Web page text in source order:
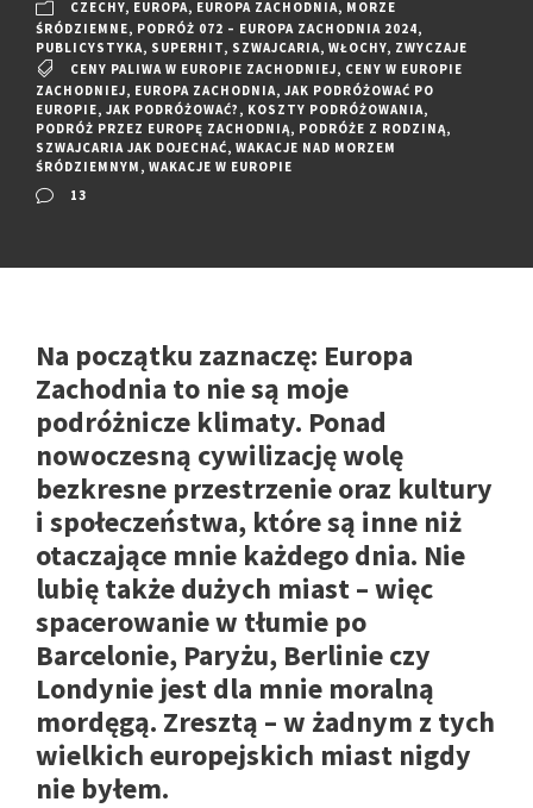
CZECHY, EUROPA, EUROPA ZACHODNIA, MORZE
ŚRÓDZIEMNE, PODRÓŻ 072 – EUROPA ZACHODNIA 2024,
PUBLICYSTYKA, SUPERHIT, SZWAJCARIA, WŁOCHY, ZWYCZAJE
CENY PALIWA W EUROPIE ZACHODNIEJ, CENY W EUROPIE
ZACHODNIEJ, EUROPA ZACHODNIA, JAK PODRÓŻOWAĆ PO
EUROPIE, JAK PODRÓŻOWAĆ? , KOSZTY PODRÓŻOWANIA,
PODRÓŻ PRZEZ EUROPĘ ZACHODNIĄ, PODRÓŻE Z RODZINĄ,
SZWAJCARIA JAK DOJECHAĆ, WAKACJE NAD MORZEM
ŚRÓDZIEMNYM , WAKACJE W EUROPIE
13
Na początku zaznaczę: Europa
Zachodnia to nie są moje
podróżnicze klimaty. Ponad
nowoczesną cywilizację wolę
bezkresne przestrzenie oraz kultury
i społeczeństwa, które są inne niż
otaczające mnie każdego dnia. Nie
lubię także dużych miast – więc
spacerowanie w tłumie po
Barcelonie, Paryżu, Berlinie czy
Londynie jest dla mnie moralną
mordęgą. Zresztą – w żadnym z tych
wielkich europejskich miast nigdy
nie byłem.